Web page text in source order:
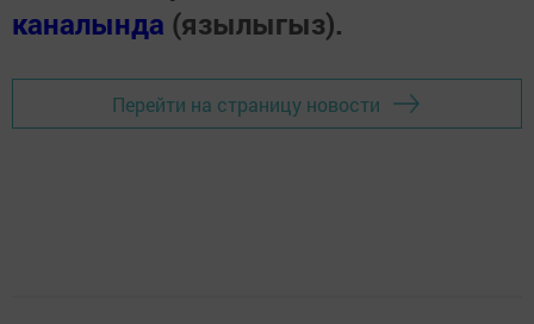
каналында (язылыгыз).
Перейти на страницу новости